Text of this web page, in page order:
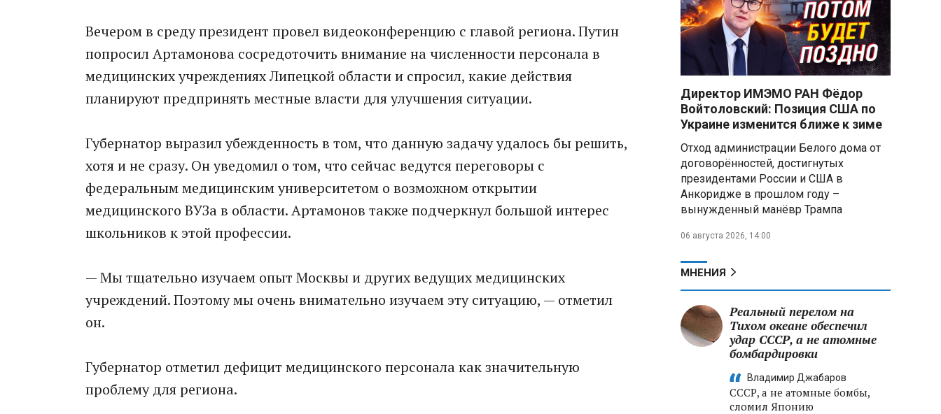
Вечером в среду президент провел видеоконференцию с главой региона. Путин
попросил Артамонова сосредоточить внимание на численности персонала в
медицинских учреждениях Липецкой области и спросил, какие действия
планируют предпринять местные власти для улучшения ситуации.
Губернатор выразил убежденность в том, что данную задачу удалось бы решить,
хотя и не сразу. Он уведомил о том, что сейчас ведутся переговоры с
федеральным медицинским университетом о возможном открытии
медицинского ВУЗа в области. Артамонов также подчеркнул большой интерес
школьников к этой профессии.
— Мы тщательно изучаем опыт Москвы и других ведущих медицинских
учреждений. Поэтому мы очень внимательно изучаем эту ситуацию, — отметил
он.
Губернатор отметил дефицит медицинского персонала как значительную
проблему для региона.
Директор ИМЭМО РАН Фёдор
Войтоловский: Позиция США по
Украине изменится ближе к зиме
Отход администрации Белого дома от
договорённостей, достигнутых
президентами России и США в
Анкоридже в прошлом году –
вынужденный манёвр Трампа
06 августа 2026, 14:00
МНЕНИЯ
Реальный перелом на
Тихом океане обеспечил
удар СССР, а не атомные
бомбардировки
Владимир Джабаров
СССР, а не атомные бомбы,
сломил Японию